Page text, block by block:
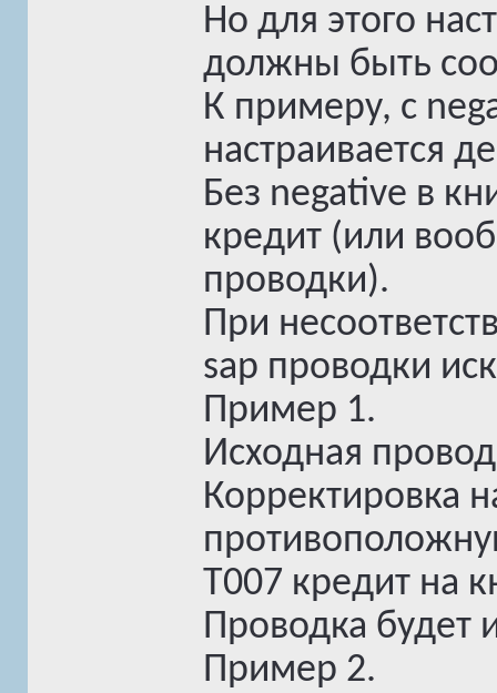
Но для этого
должны быть
К примеру, с
настраивается
Без negative в
кредит (или
проводки).
При
sap проводки
Пример 1.
Исходная
Корректировка
T007 кредит на
Проводка будет
Пример 2.